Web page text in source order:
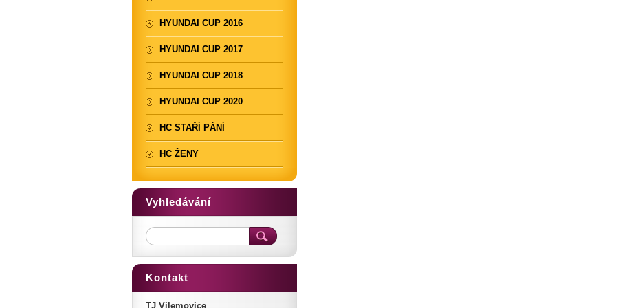
HYUNDAI CUP 2016
HYUNDAI CUP 2017
HYUNDAI CUP 2018
HYUNDAI CUP 2020
HC STAŘÍ PÁNÍ
HC ŽENY
Vyhledávání
Kontakt
TJ Vilemovice